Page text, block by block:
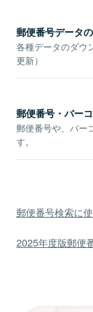
郵便番号データ
各種データのダウ
更新）
郵便番号・バー
郵便番号や、バー
す。
郵便番号検索に
2025年度版郵便